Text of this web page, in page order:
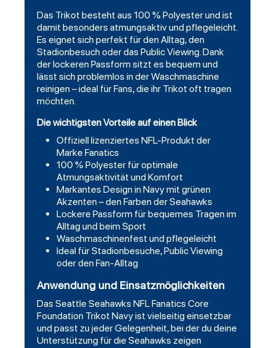
Das Trikot besteht aus 100 % Polyester und ist
damit besonders atmungsaktiv und pflegeleicht.
Es eignet sich perfekt für den Alltag, den
Stadionbesuch oder das Public Viewing. Dank
der lockeren Passform sitzt es bequem und
lässt sich problemlos in der Waschmaschine
reinigen – ideal für Fans, die ihr Trikot oft tragen
möchten.
Die wichtigsten Vorteile auf einen Blick
Offiziell lizenziertes NFL-Produkt der
Marke Fanatics
100 % Polyester für optimale
Atmungsaktivität und Komfort
Markantes Design in Navy mit grünen
Akzenten – den Farben der Seahawks
Lockere Passform für bequemes Tragen im
Alltag und beim Sport
Waschmaschinenfest und pflegeleicht
Ideal für Stadionbesuche, Public Viewing
oder den Fan-Alltag
Anwendung und Einsatzmöglichkeiten
Das Seattle Seahawks NFL Fanatics Core
Foundation Trikot Navy ist vielseitig einsetzbar
und passt zu jeder Gelegenheit, bei der du deine
Unterstützung für die Seahawks zeigen